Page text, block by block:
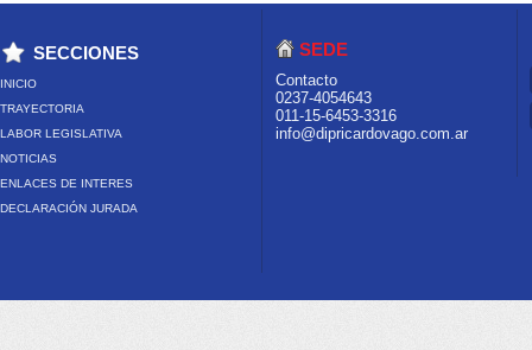
SECCIONES
INICIO
TRAYECTORIA
LABOR LEGISLATIVA
NOTICIAS
ENLACES DE INTERES
DECLARACIÓN JURADA
SEDE
Contacto
0237-4054643
011-15-6453-3316
info@dipricardovago.com.ar